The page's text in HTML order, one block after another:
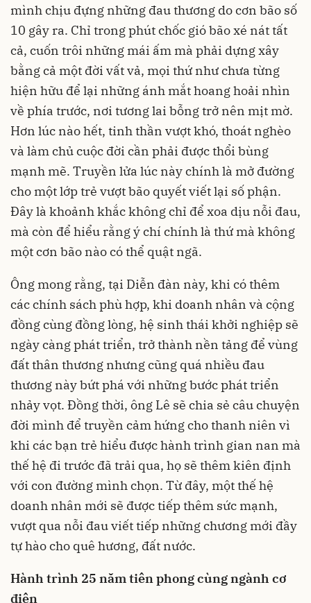
mình chịu đựng những đau thương do cơn bão số
10 gây ra. Chỉ trong phút chốc gió bão xé nát tất
cả, cuốn trôi những mái ấm mà phải dựng xây
bằng cả một đời vất vả, mọi thứ như chưa từng
hiện hữu để lại những ánh mắt hoang hoải nhìn
về phía trước, nơi tương lai bỗng trở nên mịt mờ.
Hơn lúc nào hết, tinh thần vượt khó, thoát nghèo
và làm chủ cuộc đời cần phải được thổi bùng
mạnh mẽ. Truyền lửa lúc này chính là mở đường
cho một lớp trẻ vượt bão quyết viết lại số phận.
Đây là khoảnh khắc không chỉ để xoa dịu nỗi đau,
mà còn để hiểu rằng ý chí chính là thứ mà không
một cơn bão nào có thể quật ngã.
Ông mong rằng, tại Diễn đàn này, khi có thêm
các chính sách phù hợp, khi doanh nhân và cộng
đồng cùng đồng lòng, hệ sinh thái khởi nghiệp sẽ
ngày càng phát triển, trở thành nền tảng để vùng
đất thân thương nhưng cũng quá nhiều đau
thương này bứt phá với những bước phát triển
nhảy vọt. Đồng thời, ông Lê sẽ chia sẻ câu chuyện
đời mình để truyền cảm hứng cho thanh niên vì
khi các bạn trẻ hiểu được hành trình gian nan mà
thế hệ đi trước đã trải qua, họ sẽ thêm kiên định
với con đường mình chọn. Từ đây, một thế hệ
doanh nhân mới sẽ được tiếp thêm sức mạnh,
vượt qua nỗi đau viết tiếp những chương mới đầy
tự hào cho quê hương, đất nước.
Hành trình 25 năm tiên phong cùng ngành cơ
điện